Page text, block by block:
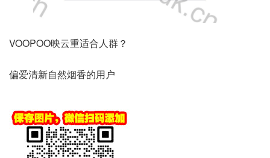
VOOPOO映云重适合人群？
偏爱清新自然烟香的用户